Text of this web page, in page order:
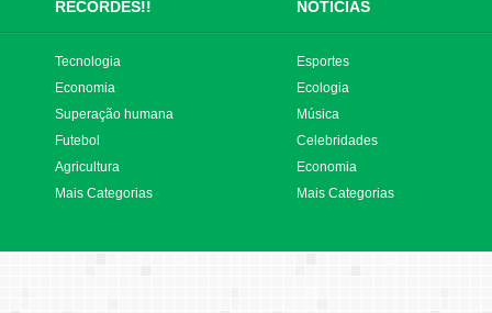
RECORDES!! NOTÍCIAS
Tecnologia
Economia
Superação humana
Futebol
Agricultura
Mais Categorias
Esportes
Ecologia
Música
Celebridades
Economia
Mais Categorias